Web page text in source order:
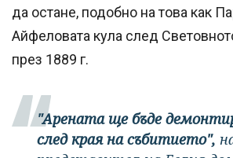
да остане, подобно на това как
Айфеловата кула след
през 1889 г.
"Арената ще бъде
след края на събитието",